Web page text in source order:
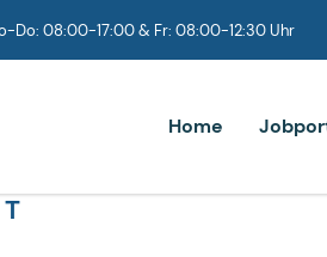
Do: 08:00-17:00 & Fr: 08:00-12:30 Uhr
Home